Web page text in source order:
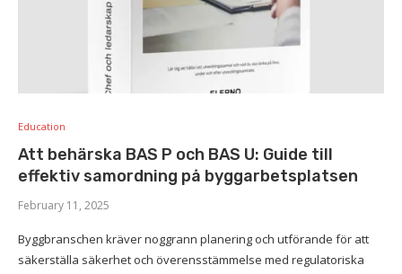
Education
Att behärska BAS P och BAS U: Guide till
effektiv samordning på byggarbetsplatsen
February 11, 2025
Byggbranschen kräver noggrann planering och utförande för att
säkerställa säkerhet och överensstämmelse med regulatoriska